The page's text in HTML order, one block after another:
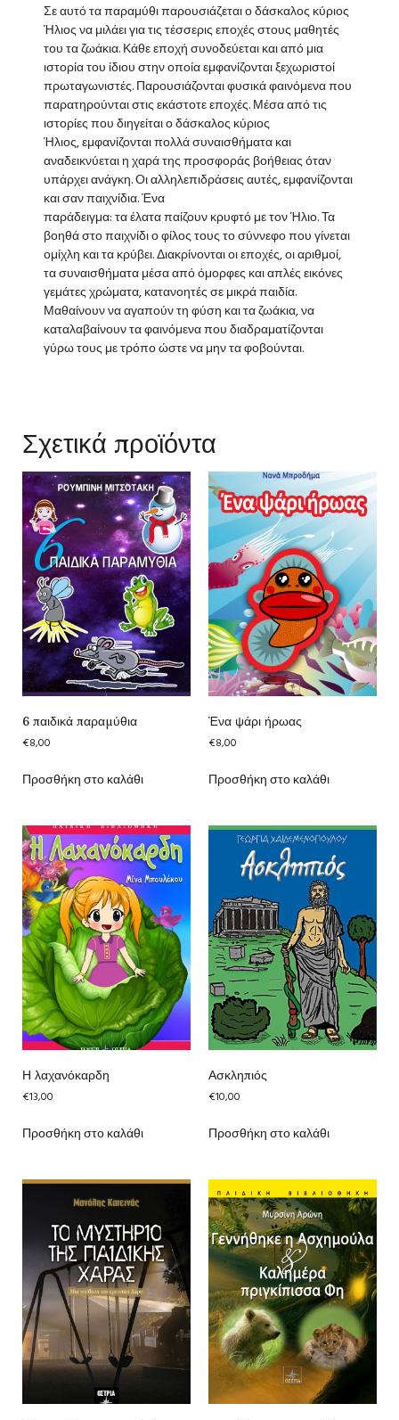
Σε αυτό τα παραμύθι παρουσιάζεται ο δάσκαλος κύριος
Ήλιος να μιλάει για τις τέσσερις εποχές στους μαθητές
του τα ζωάκια. Κάθε εποχή συνοδεύεται και από μια
ιστορία του ίδιου στην οποία εμφανίζονται ξεχωριστοί
πρωταγωνιστές. Παρουσιάζονται φυσικά φαινόμενα που
παρατηρούνται στις εκάστοτε εποχές. Μέσα από τις
ιστορίες που διηγείται ο δάσκαλος κύριος
Ήλιος, εμφανίζονται πολλά συναισθήματα και
αναδεικνύεται η χαρά της προσφοράς βοήθειας όταν
υπάρχει ανάγκη. Οι αλληλεπιδράσεις αυτές, εμφανίζονται
και σαν παιχνίδια. Ένα
παράδειγμα: τα έλατα παίζουν κρυφτό με τον Ήλιο. Τα
βοηθά στο παιχνίδι ο φίλος τους το σύννεφο που γίνεται
ομίχλη και τα κρύβει. Διακρίνονται οι εποχές, οι αριθμοί,
τα συναισθήματα μέσα από όμορφες και απλές εικόνες
γεμάτες χρώματα, κατανοητές σε μικρά παιδία.
Μαθαίνουν να αγαπούν τη φύση και τα ζωάκια, να
καταλαβαίνουν τα φαινόμενα που διαδραματίζονται
γύρω τους με τρόπο ώστε να μην τα φοβούνται.
Σχετικά προϊόντα
6 παιδικά παραμύθια
€8,00
Προσθήκη στο καλάθι
Ένα ψάρι ήρωας
€8,00
Προσθήκη στο καλάθι
Η λαχανόκαρδη
€13,00
Προσθήκη στο καλάθι
Ασκληπιός
€10,00
Προσθήκη στο καλάθι